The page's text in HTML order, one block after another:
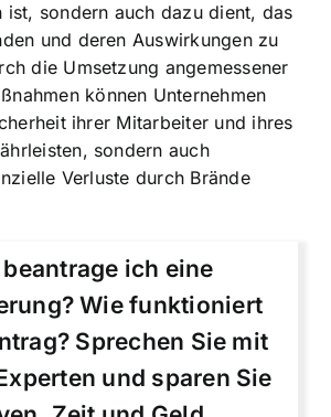
ist, sondern auch dazu dient, das
und deren Auswirkungen zu
die Umsetzung angemessener
können Unternehmen
ihrer Mitarbeiter und ihres
sondern auch
Verluste durch Brände
ich eine
Wie funktioniert
Sprechen Sie mit
und sparen Sie